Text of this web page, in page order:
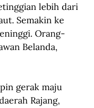
lebih dari
Semakin ke
Orang-
Belanda,
gerak maju
Rajang,